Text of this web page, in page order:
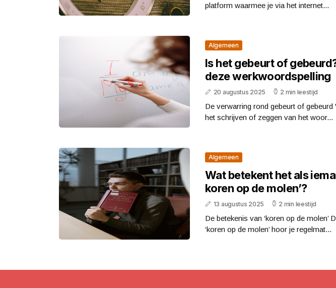
platform waarmee je via het internet...
Algemeen
Is het gebeurt of
deze werkwoordspelling
20 augustus 2025 2 min leestijd
De verwarring rond gebeurt of gebeurd
het schrijven of zeggen van het woor...
Algemeen
Wat betekent het als
koren op de molen’?
13 augustus 2025 2 min leestijd
De betekenis van ‘koren op de molen’
‘koren op de molen’ hoor je regelmat...